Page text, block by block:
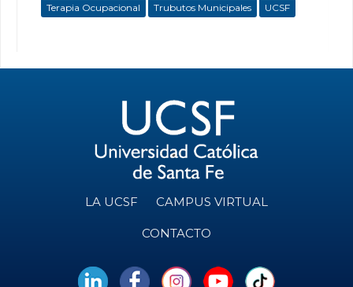
Terapia Ocupacional
Trubutos Municipales UCSF
LA UCSF CAMPUS VIRTUAL
CONTACTO